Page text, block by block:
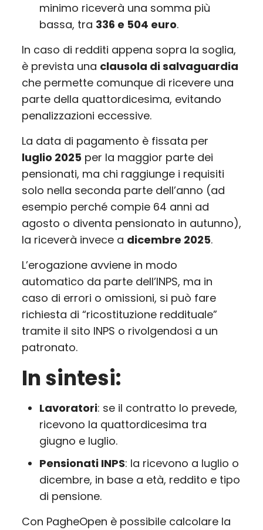
minimo riceverà una somma più
bassa, tra 336 e 504 euro.
In caso di redditi appena sopra la soglia,
è prevista una clausola di salvaguardia
che permette comunque di ricevere una
parte della quattordicesima, evitando
penalizzazioni eccessive.
La data di pagamento è fissata per
luglio 2025 per la maggior parte dei
pensionati, ma chi raggiunge i requisiti
solo nella seconda parte dell’anno (ad
esempio perché compie 64 anni ad
agosto o diventa pensionato in autunno),
la riceverà invece a dicembre 2025.
L’erogazione avviene in modo
automatico da parte dell’INPS, ma in
caso di errori o omissioni, si può fare
richiesta di “ricostituzione reddituale”
tramite il sito INPS o rivolgendosi a un
patronato.
In sintesi:
Lavoratori: se il contratto lo prevede,
ricevono la quattordicesima tra
giugno e luglio.
Pensionati INPS: la ricevono a luglio o
dicembre, in base a età, reddito e tipo
di pensione.
Con PagheOpen è possibile calcolare la